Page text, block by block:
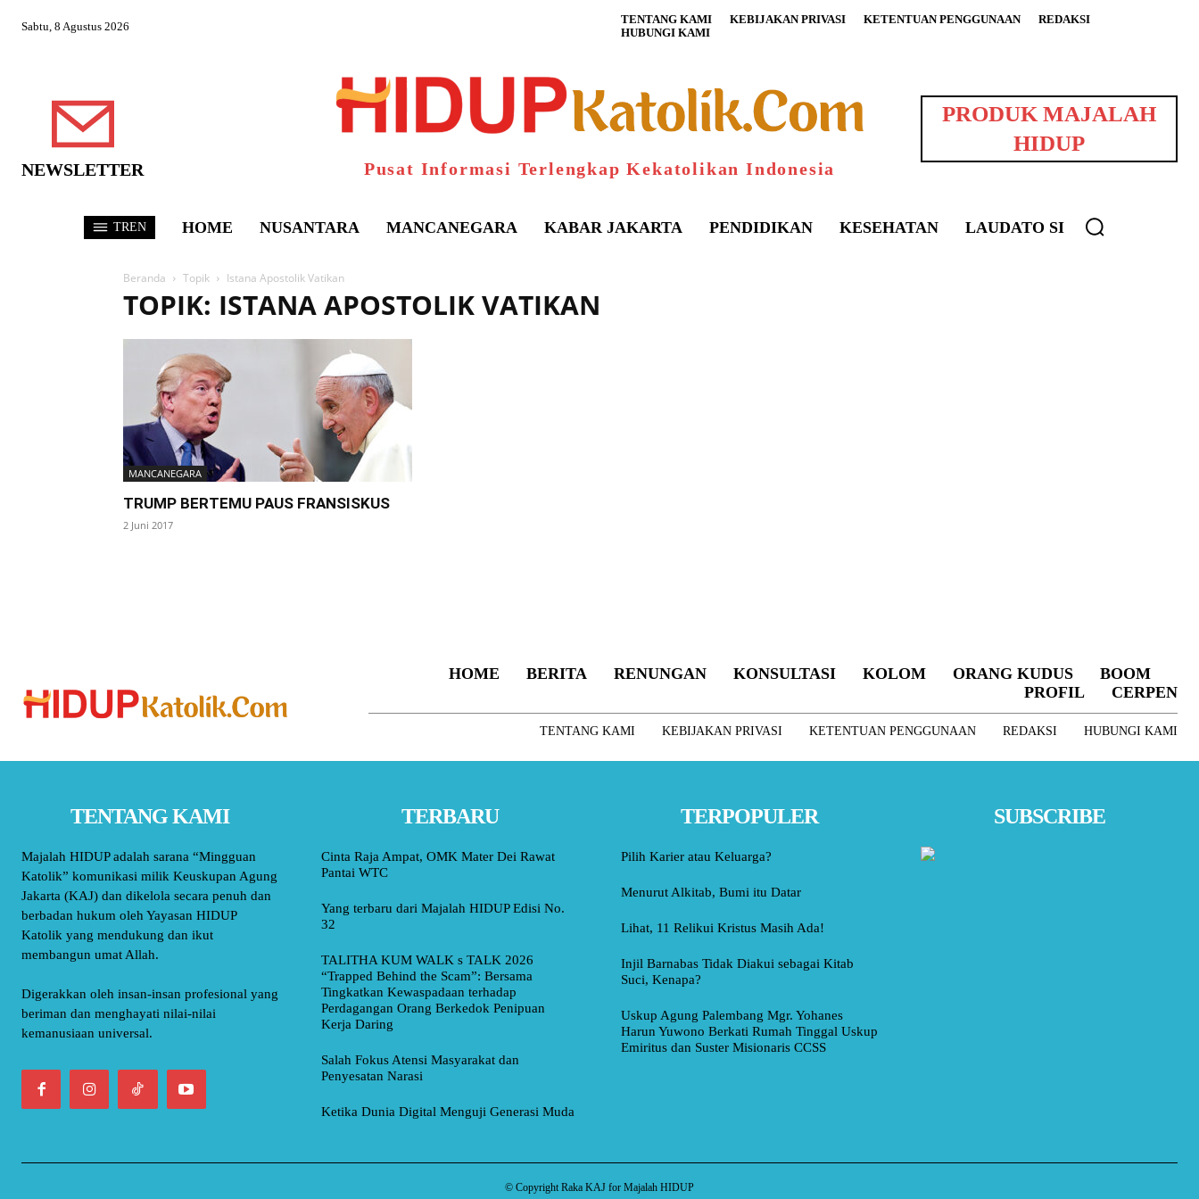
Sabtu, 8 Agustus 2026 TENTANG KAMI KEBIJAKAN PRIVASI KETENTUAN PENGGUNAAN
REDAKSI
HUBUNGI KAMI
NEWSLETTER Pusat Informasi Terlengkap Kekatolikan Indonesia
PRODUK MAJALAH
HIDUP
TREN HOME NUSANTARA MANCANEGARA KABAR JAKARTA PENDIDIKAN KESEHATAN LAUDATO SI
Beranda Topik Istana Apostolik Vatikan
TOPIK: ISTANA APOSTOLIK VATIKAN
MANCANEGARA
TRUMP BERTEMU PAUS FRANSISKUS
2 Juni 2017
HOME BERITA RENUNGAN KONSULTASI KOLOM ORANG KUDUS
BOOM
PROFIL
CERPEN
TENTANG KAMI KEBIJAKAN PRIVASI KETENTUAN PENGGUNAAN REDAKSI HUBUNGI KAMI
TENTANG KAMI
Majalah HIDUP adalah sarana “Mingguan
Katolik” komunikasi milik Keuskupan Agung
Jakarta (KAJ) dan dikelola secara penuh dan
berbadan hukum oleh Yayasan HIDUP
Katolik yang mendukung dan ikut
membangun umat Allah.
Digerakkan oleh insan-insan profesional yang
beriman dan menghayati nilai-nilai
kemanusiaan universal.
TERBARU
Cinta Raja Ampat, OMK Mater Dei Rawat
Pantai WTC
Yang terbaru dari Majalah HIDUP Edisi No.
32
TALITHA KUM WALK s TALK 2026
“Trapped Behind the Scam”: Bersama
Tingkatkan Kewaspadaan terhadap
Perdagangan Orang Berkedok Penipuan
Kerja Daring
Salah Fokus Atensi Masyarakat dan
Penyesatan Narasi
Ketika Dunia Digital Menguji Generasi Muda
TERPOPULER
Pilih Karier atau Keluarga?
Menurut Alkitab, Bumi itu Datar
Lihat, 11 Relikui Kristus Masih Ada!
Injil Barnabas Tidak Diakui sebagai Kitab
Suci, Kenapa?
Uskup Agung Palembang Mgr. Yohanes
Harun Yuwono Berkati Rumah Tinggal Uskup
Emiritus dan Suster Misionaris CCSS
SUBSCRIBE
© Copyright Raka KAJ for Majalah HIDUP